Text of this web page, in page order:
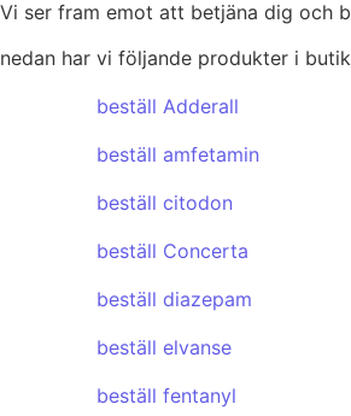
Vi ser fram emot att betjäna dig och
nedan har vi följande produkter i
beställ Adderall
beställ amfetamin
beställ citodon
beställ Concerta
beställ diazepam
beställ elvanse
beställ fentanyl